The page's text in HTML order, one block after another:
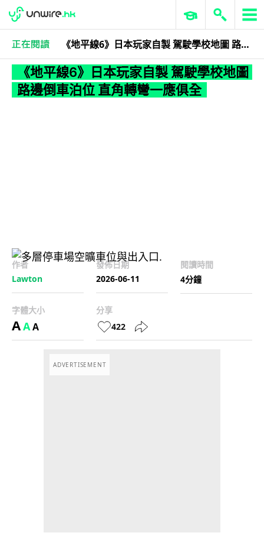
《地平線6》日本玩家自製 駕駛學校地圖 路邊倒車泊位 直角轉彎一應俱全
科技娛樂 遊戲情報
《地平線6》日本玩家自製 駕駛學校地圖
路邊倒車泊位 直角轉彎一應俱全
作者
Lawton
發佈日期
2026-06-11
閱讀時間
4分鐘
字體大小
AAA
分享
422
ADVERTISEMENT